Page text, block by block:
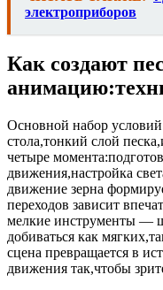
электроприборов
Как создают
Основной набор
стола,тонкий слой
четыре
движения,настройка
движение зерна
переходов зависит
мелкие инструменты —
добиваться как
сцена превращается в
движения так,чтобы